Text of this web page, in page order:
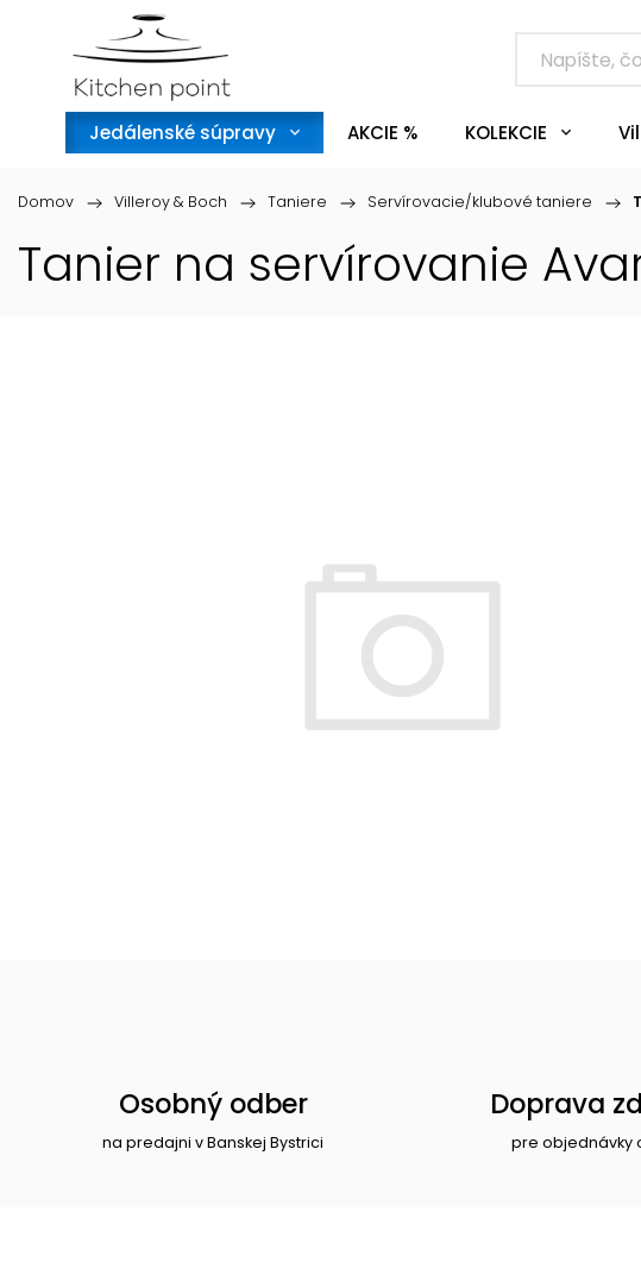
Jedálenské súpravy AKCIE % KOLEKCIE
Domov / Villeroy & Boch / Taniere / Servírovacie/klubové taniere /
Tanier na servírovanie
Osobný odber
na predajni v Banskej Bystrici
Doprava
pre objednávky